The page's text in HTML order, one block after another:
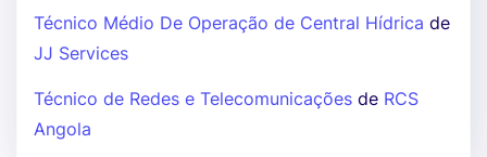
Técnico Médio De Operação de Central Hídrica de
JJ Services
Técnico de Redes e Telecomunicações de RCS
Angola